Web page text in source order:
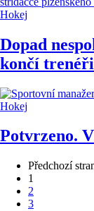
Hokej
Dopad
končí trenéři
Hokej
Potvrzeno.
Předchozí
1
2
3